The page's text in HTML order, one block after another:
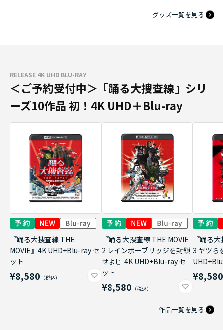
グッズ一覧を見る
RELEASE 4K UHD BLU-RAY
＜ご予約受付中＞『踊る大捜査線』シリ
ーズ10作品 初！4K UHD＋Blu-ray
『踊る大捜査線 THE
MOVIE』4K UHD+Blu-ray セ
ット
¥8,580
『踊る大捜査線 THE MOVIE
2 レインボーブリッジを封鎖
せよ!』4K UHD+Blu-ray セ
ット
¥8,580
『踊る
3 ヤツら
¥8,580
作品一覧を見る